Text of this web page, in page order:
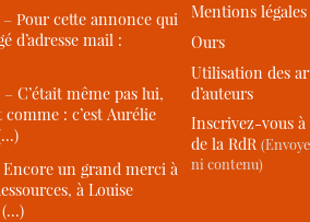
–Pour cette annonce qui
d’adresse mail :
–C’était même pas lui,
comme : c’est Aurélie
Encore un grand merci à
à Louise
(…)
Mentions légales
Ours
Utilisation des
d’auteurs
Inscrivez-vous
de la RdR
ni contenu)